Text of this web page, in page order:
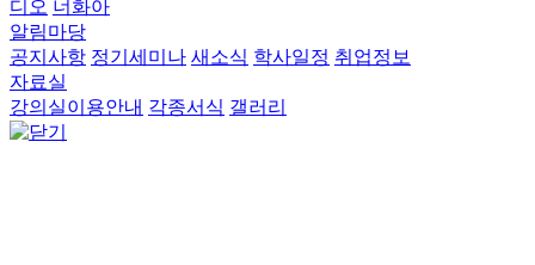
디오 너화아
알림마당
공지사항 정기세미나 새소식 학사일정 취업정보
자료실
강의실이용안내 각종서식 갤러리